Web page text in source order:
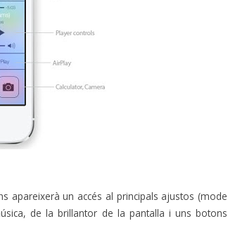
apareixerà un accés al principals ajustos (mode
de la brillantor de la pantalla i uns botons